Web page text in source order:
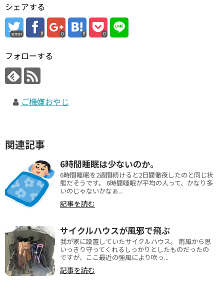
シェアする
error 0 0
フォローする
ご機嫌おやじ
関連記事
6時間睡眠は少ないのか。
6時間睡眠を2週間続けると2日間徹夜したのと同じ状
態だそうです。 6時間睡眠が平均の人って、かなり多
いのじゃないかなぁ...
記事を読む
サイクルハウスが風邪で飛ぶ
我が家に設置していたサイクルハウス。 雨風から思
いっきり守ってくれるしっかりとしたものだったの
ですが、ここ最近の強風により吹っ...
記事を読む